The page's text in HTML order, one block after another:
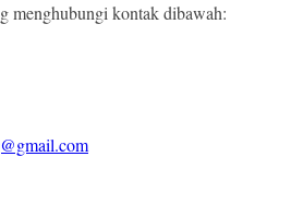
menghubungi kontak dibawah: